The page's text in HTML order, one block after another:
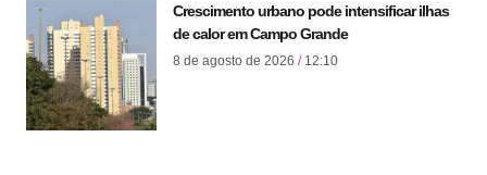
Crescimento urbano pode intensificar ilhas
de calor em Campo Grande
8 de agosto de 2026 12:10